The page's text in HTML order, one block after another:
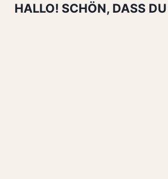
HALLO! SCHÖN, DASS